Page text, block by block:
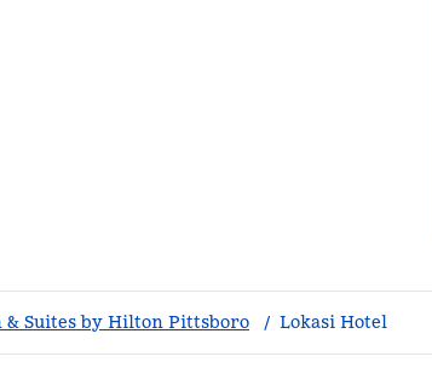
Suites by Hilton Pittsboro / Lokasi Hotel